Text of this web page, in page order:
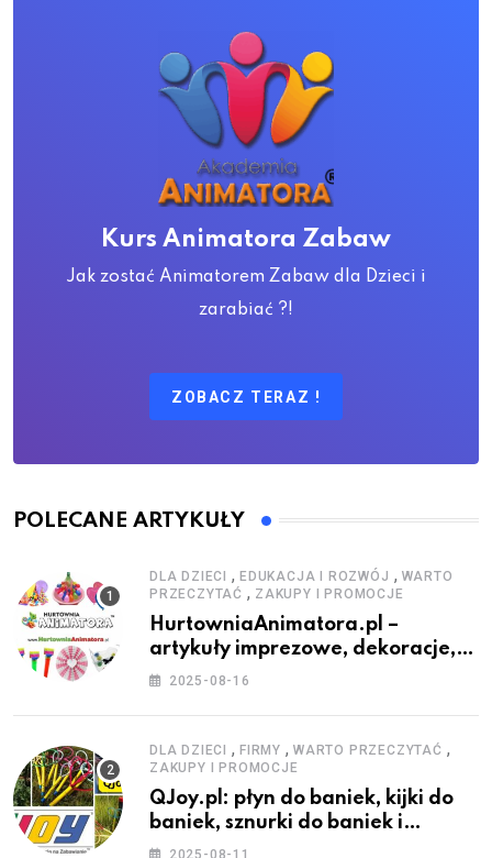
Kurs Animatora Zabaw
Jak zostać Animatorem Zabaw dla Dzieci i
zarabiać ?!
ZOBACZ TERAZ !
POLECANE ARTYKUŁY
DLA DZIECI , EDUKACJA I ROZWÓJ , WARTO
PRZECZYTAĆ , ZAKUPY I PROMOCJE
HurtowniaAnimatora.pl –
artykuły imprezowe, dekoracje,
stroje i akcesoria dla animatorów
2025-08-16
DLA DZIECI , FIRMY , WARTO PRZECZYTAĆ ,
ZAKUPY I PROMOCJE
QJoy.pl: płyn do baniek, kijki do
baniek, sznurki do baniek i
zestawy do baniek
2025-08-11